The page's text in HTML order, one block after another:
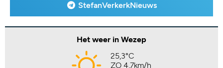
StefanVerkerkNieuws
Het weer in Wezep
25,3°C
ZO 4,7km/h